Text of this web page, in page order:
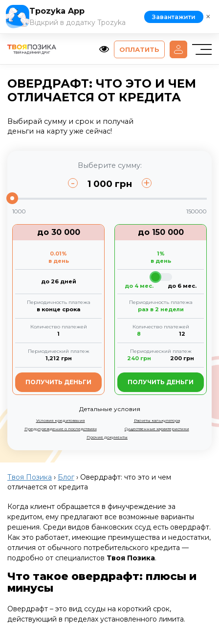
ОПЛАТИТЬ
ОВЕРДРАФТ: ЧТО ЭТО И ЧЕМ
ОТЛИЧАЕТСЯ ОТ КРЕДИТА
Выбирай сумму и срок и получай
деньги на карту уже сейчас!
Выберите сумму:
- 1 000 грн +
1000 150000
до 30 000
0.01%
в день
до 26 дней
Периодичность платежа
в конце срока
Количество платежей
1
Периодический платеж
1,212 грн
ПОЛУЧИТЬ ДЕНЬГИ
до 150 000
1%
в день
до 4 мес. до 6 мес.
Периодичность платежа
раз в 2 недели
Количество платежей
8 12
Периодический платеж
240грн 200 грн
ПОЛУЧИТЬ ДЕНЬГИ
Детальные условия
Условия кредитования
Расчеты калькулятора
Предупреждение о последствиях
Существенные характеристики
Прочие документы
Твоя Позика › Блог› Овердрафт: что это и чем
отличается от кредита
Когда клиент обращается в финучреждение за
кредитом, ему предлагают все возможные варианты
решения. Среди видов банковских ссуд есть овердрафт.
Как это работает, имеющие преимущества и недостатки,
отличия от обычного потребительского кредита —
подробно от специалистов Твоя Позика.
Что такое овердрафт: плюсы и
минусы
Овердрафт – это вид ссуды на короткий срок,
действующий в пределах установленного лимита.
Tpozyka App
Відкрий в додатку Tpozyka
Завантажити ×